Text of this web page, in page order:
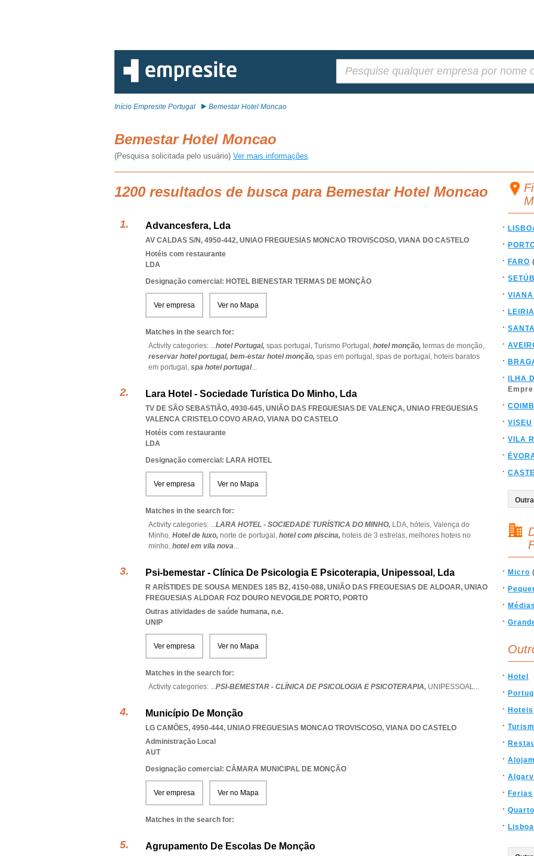
Início Empresite Portugal Bemestar Hotel Moncao
Bemestar Hotel Moncao
(Pesquisa solicitada pelo usuário) Ver mais informações
1200 resultados de busca para Bemestar Hotel Moncao
Advancesfera, Lda
AV CALDAS S/N, 4950-442, UNIAO FREGUESIAS MONCAO TROVISCOSO, VIANA DO CASTELO
Hotéis com restaurante
LDA
Designação comercial: HOTEL BIENESTAR TERMAS DE MONÇÃO
Ver empresa Ver no Mapa
Matches in the search for:
Activity categories: ...hotel Portugal, spas portugal, Turismo Portugal, hotel monção, termas de monção,
reservar hotel portugal, bem-estar hotel monção, spas em portugal, spas de portugal, hoteis baratos
em portugal, spa hotel portugal...
Lara Hotel - Sociedade Turística Do Minho, Lda
TV DE SÃO SEBASTIÃO, 4930-645, UNIÃO DAS FREGUESIAS DE VALENÇA, UNIAO FREGUESIAS
VALENCA CRISTELO COVO ARAO, VIANA DO CASTELO
Hotéis com restaurante
LDA
Designação comercial: LARA HOTEL
Ver empresa Ver no Mapa
Matches in the search for:
Activity categories: ...LARA HOTEL - SOCIEDADE TURÍSTICA DO MINHO, LDA, hóteis, Valença do
Minho, Hotel de luxo, norte de portugal, hotel com piscina, hoteis de 3 estrelas, melhores hoteis no
minho, hotel em vila nova...
Psi-bemestar - Clínica De Psicologia E Psicoterapia, Unipessoal, Lda
R ARÍSTIDES DE SOUSA MENDES 185 B2, 4150-088, UNIÃO DAS FREGUESIAS DE ALDOAR, UNIAO
FREGUESIAS ALDOAR FOZ DOURO NEVOGILDE PORTO, PORTO
Outras atividades de saúde humana, n.e.
UNIP
Ver empresa Ver no Mapa
Matches in the search for:
Activity categories: ...PSI-BEMESTAR - CLÍNICA DE PSICOLOGIA E PSICOTERAPIA, UNIPESSOAL...
Município De Monção
LG CAMÕES, 4950-444, UNIAO FREGUESIAS MONCAO TROVISCOSO, VIANA DO CASTELO
Administração Local
AUT
Designação comercial: CÂMARA MUNICIPAL DE MONÇÃO
Ver empresa Ver no Mapa
Matches in the search for:
Agrupamento De Escolas De Monção
FARO
LEIRIA
ILHA
VISEU
VILA
Micro
Hotel
Hoteis
Ferias
Lisboa